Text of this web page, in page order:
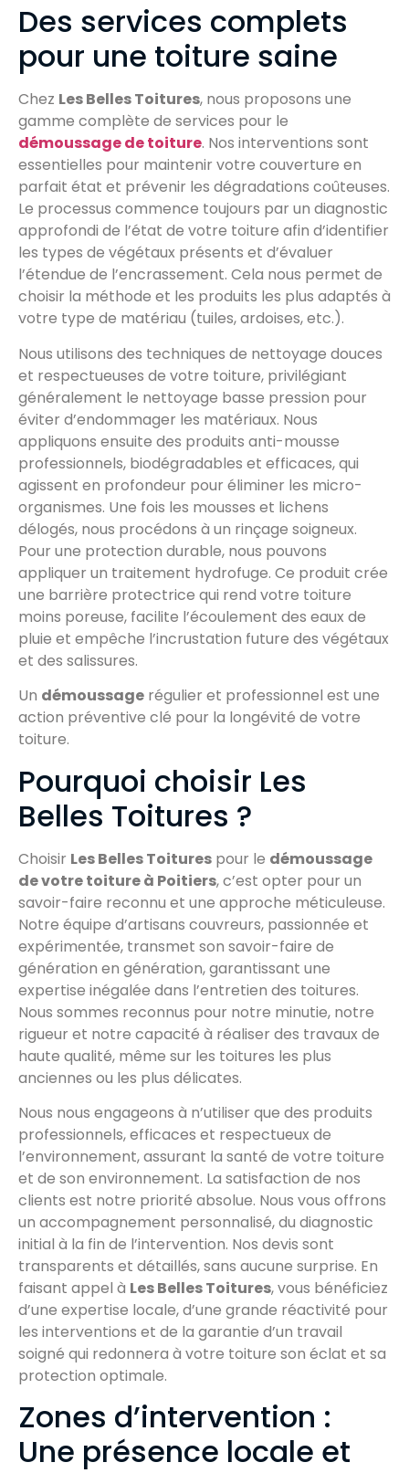
Des services complets
pour une toiture saine
Chez Les Belles Toitures, nous proposons une
gamme complète de services pour le
démoussage de toiture. Nos interventions sont
essentielles pour maintenir votre couverture en
parfait état et prévenir les dégradations coûteuses.
Le processus commence toujours par un diagnostic
approfondi de l’état de votre toiture afin d’identifier
les types de végétaux présents et d’évaluer
l’étendue de l’encrassement. Cela nous permet de
choisir la méthode et les produits les plus adaptés à
votre type de matériau (tuiles, ardoises, etc.).
Nous utilisons des techniques de nettoyage douces
et respectueuses de votre toiture, privilégiant
généralement le nettoyage basse pression pour
éviter d’endommager les matériaux. Nous
appliquons ensuite des produits anti-mousse
professionnels, biodégradables et efficaces, qui
agissent en profondeur pour éliminer les micro-
organismes. Une fois les mousses et lichens
délogés, nous procédons à un rinçage soigneux.
Pour une protection durable, nous pouvons
appliquer un traitement hydrofuge. Ce produit crée
une barrière protectrice qui rend votre toiture
moins poreuse, facilite l’écoulement des eaux de
pluie et empêche l’incrustation future des végétaux
et des salissures.
Un démoussage régulier et professionnel est une
action préventive clé pour la longévité de votre
toiture.
Pourquoi choisir Les
Belles Toitures ?
Choisir Les Belles Toitures pour le démoussage
de votre toiture à Poitiers, c’est opter pour un
savoir-faire reconnu et une approche méticuleuse.
Notre équipe d’artisans couvreurs, passionnée et
expérimentée, transmet son savoir-faire de
génération en génération, garantissant une
expertise inégalée dans l’entretien des toitures.
Nous sommes reconnus pour notre minutie, notre
rigueur et notre capacité à réaliser des travaux de
haute qualité, même sur les toitures les plus
anciennes ou les plus délicates.
Nous nous engageons à n’utiliser que des produits
professionnels, efficaces et respectueux de
l’environnement, assurant la santé de votre toiture
et de son environnement. La satisfaction de nos
clients est notre priorité absolue. Nous vous offrons
un accompagnement personnalisé, du diagnostic
initial à la fin de l’intervention. Nos devis sont
transparents et détaillés, sans aucune surprise. En
faisant appel à Les Belles Toitures, vous bénéficiez
d’une expertise locale, d’une grande réactivité pour
les interventions et de la garantie d’un travail
soigné qui redonnera à votre toiture son éclat et sa
protection optimale.
Zones d’intervention :
Une présence locale et